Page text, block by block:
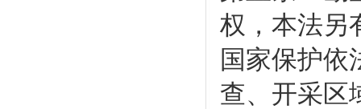
权，本法另
国家保护依
查、开采区